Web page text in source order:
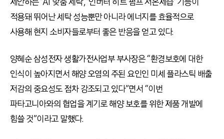
적용돼 뛰어난 세탁 성능뿐만 아니라 에너지를 효율적으로
사용해 현지 소비자들로부터 좋은 반응을 얻고 있다.
양혜순 삼성전자 생활가전사업부 부사장은 “환경보호에 대한
인식이 높아지면서 해양 오염의 주된 요인인 미세 플라스틱 배출
저감의 중요성도 점차 강조되고 있다”면서 “이번
파타고니아와의 협업을 계기로 해양 보호를 위한 제품 개발에
힘쓸 것”이라고 말했다.